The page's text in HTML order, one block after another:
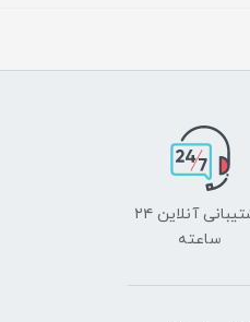
پشتیبانی آنلاین ۲۴
ساعته